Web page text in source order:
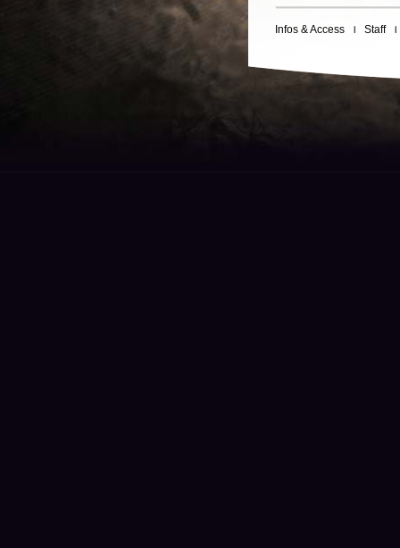
Infos & Access Staff